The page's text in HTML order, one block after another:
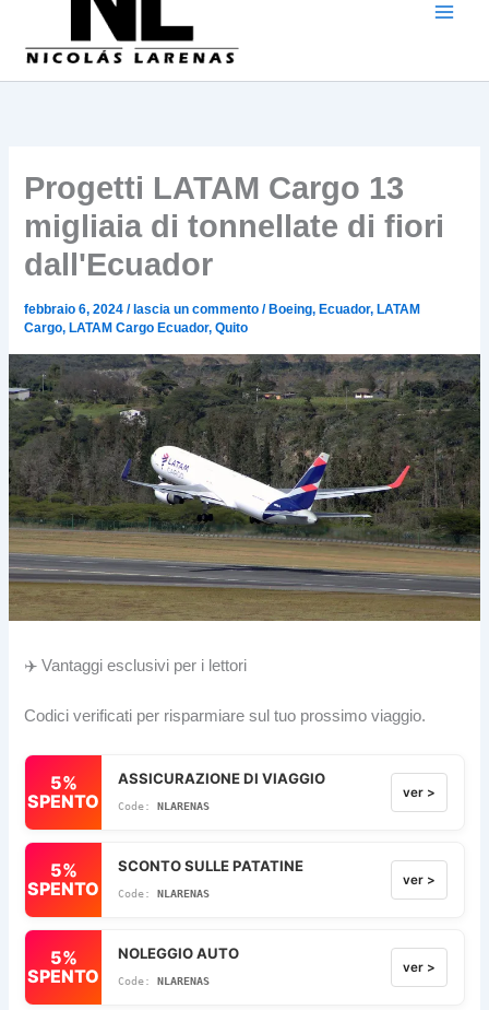
Progetti LATAM Cargo 13
migliaia di tonnellate di fiori
dall'Ecuador
febbraio 6, 2024/ lascia un commento / Boeing, Ecuador, LATAM
Cargo, LATAM Cargo Ecuador,Quito
✈️ Vantaggi esclusivi per i lettori
Codici verificati per risparmiare sul tuo prossimo viaggio.
5%
SPENTO
ASSICURAZIONE DI VIAGGIO
NLARENAS
ver >
5%
SPENTO
SCONTO SULLE PATATINE
NLARENAS
ver >
5%
SPENTO
NOLEGGIO AUTO
NLARENAS
ver >